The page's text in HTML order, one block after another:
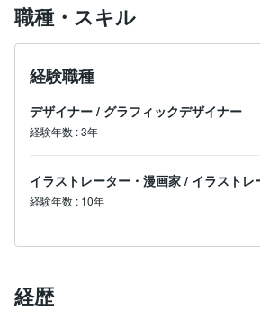
職種・スキル
経験職種
デザイナー / グラフィックデザイナー
経験年数 :3年
イラストレーター・漫画家 / イラストレ
経験年数 : 10年
経歴